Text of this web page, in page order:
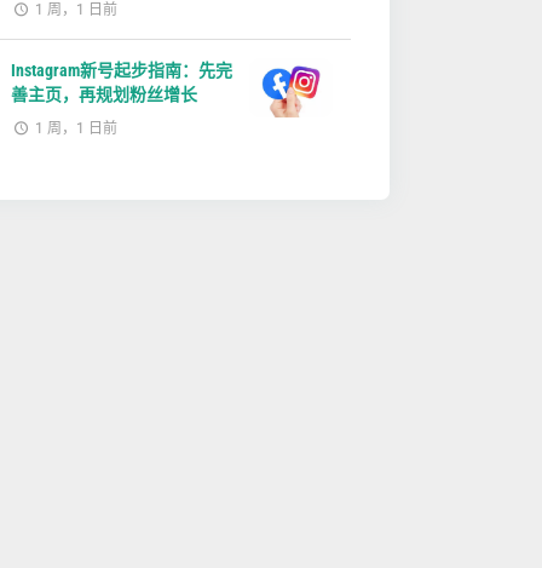
1 周，1 日前
Instagram新号起步指南：先完
善主页，再规划粉丝增长
1 周，1 日前